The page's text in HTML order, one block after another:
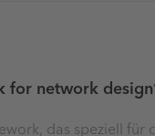
for network
das speziell für